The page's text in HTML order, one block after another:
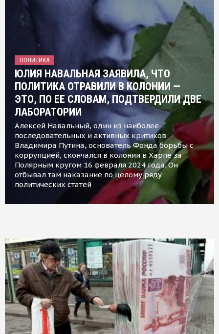
ПОЛИТИКА
ЮЛИЯ НАВАЛЬНАЯ ЗАЯВИЛА, ЧТО
ПОЛИТИКА ОТРАВИЛИ В КОЛОНИИ —
ЭТО, ПО ЕЕ СЛОВАМ, ПОДТВЕРДИЛИ ДВЕ
ЛАБОРАТОРИИ
Алексей Навальный, один из наиболее
последовательных и активных критиков
Владимира Путина, основатель Фонда борьбы с
коррупцией, скончался в колонии в Харпе за
Полярным кругом 16 февраля 2024 года. Он
отбывал там наказание по целому ряду
политических статей